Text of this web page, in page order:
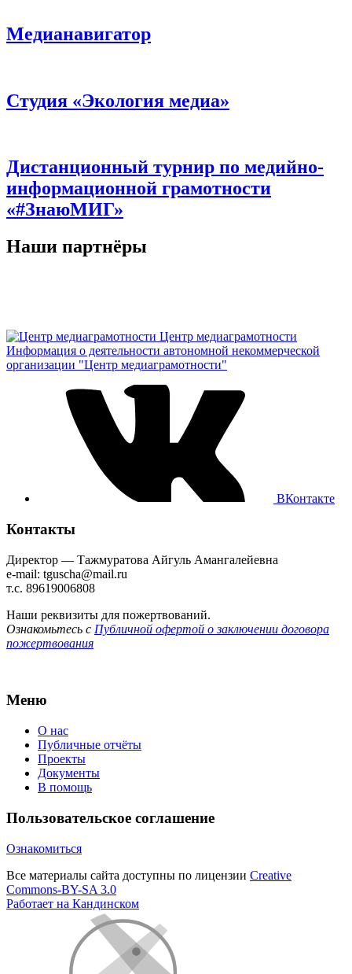
Медианавигатор
Студия «Экология медиа»
Дистанционный турнир по медийно-
информационной грамотности
«#ЗнаюМИГ»
Наши партнёры
Центр медиаграмотности
Информация о деятельности автономной некоммерческой
организации "Центр медиаграмотности"
ВКонтакте
Контакты
Директор — Тажмуратова Айгуль Амангалейевна
e-mail: tguscha@mail.ru
т.с. 89619006808
Наши реквизиты для пожертвований.
Ознакомьтесь с Публичной офертой о заключении договора
пожертвования
Меню
О нас
Публичные отчёты
Проекты
Документы
В помощь
Пользовательское соглашение
Ознакомиться
Все материалы сайта доступны по лицензии Creative
Commons-BY-SA 3.0
Работает на Кандинском